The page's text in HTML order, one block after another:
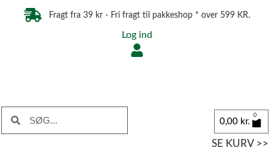
Fragt fra 39 kr - Fri fragt til pakkeshop * over 599 KR.
Log ind
0,00 kr.
0
SE KURV >>